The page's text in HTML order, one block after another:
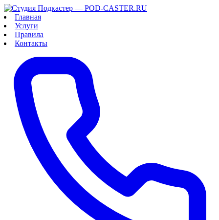
Главная
Услуги
Правила
Контакты